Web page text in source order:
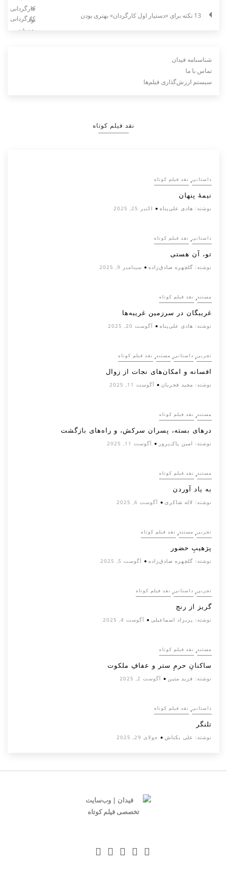
13 نکته برای «دستیار اول کارگردان» بهتری بودن
شناسنامه فیدان
تماس با ما
سیستم ارزش‌گذاری فیلم‌ها
نقد فیلم کوتاه
داستانی, نقد فیلم کوتاه
نیمۀ پنهان
نوشته: هادی علی‌پناه اکتبر 25, 2025
داستانی, نقد فیلم کوتاه
تو، آن هستی
نوشته: گلچهره صادق‌زاده سپتامبر 9, 2025
مستند, نقد فیلم کوتاه
غریبگان در سرزمین غریبه‌ها
نوشته: هادی علی‌پناه آگوست 20, 2025
تجربی, داستانی, مستند, نقد فیلم کوتاه
افسانه‌ و امکان‌های نجات از زوال
نوشته: مجید فخریان آگوست 11, 2025
مستند, نقد فیلم کوتاه
درهای بسته، پسران سرکش، و راه‌های بازگشت
نوشته: امین پاک‌پرور آگوست 11, 2025
مستند, نقد فیلم کوتاه
به یاد آوردن
نوشته: لاله شاکری آگوست 6, 2025
تجربی, مستند, نقد فیلم کوتاه
پرَهیب‌ِ حضور
نوشته: گلچهره صادق‌زاده آگوست 5, 2025
تجربی, داستانی, نقد فیلم کوتاه
گریز از رنج
نوشته: پریزاد اسماعیلی آگوست 4, 2025
مستند, نقد فیلم کوتاه
ساکنانِ حرمِ ستر و عفافِ ملکوت
نوشته: فرید متین آگوست 2, 2025
داستانی, نقد فیلم کوتاه
تلنگر
نوشته: علی بکتاش جولای 29, 2025